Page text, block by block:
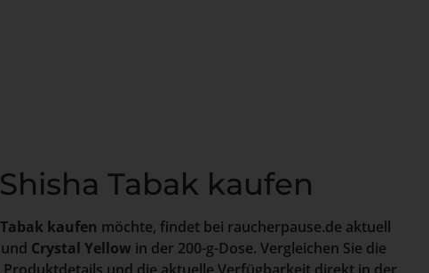
Tabak kaufen
kaufen möchte, findet bei raucherpause.de aktuell
und Crystal Yellow in der 200-g-Dose. Vergleichen Sie die